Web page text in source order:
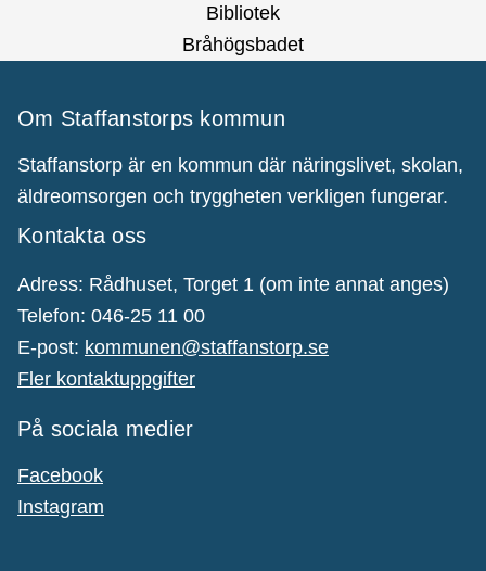
Bibliotek
Bråhögsbadet
Om Staffanstorps kommun
Staffanstorp är en kommun där näringslivet, skolan,
äldreomsorgen och tryggheten verkligen fungerar.
Kontakta oss
Adress: Rådhuset, Torget 1 (om inte annat anges)
Telefon: 046-25 11 00
E-post: kommunen@staffanstorp.se
Fler kontaktuppgifter
På sociala medier
Facebook
Instagram